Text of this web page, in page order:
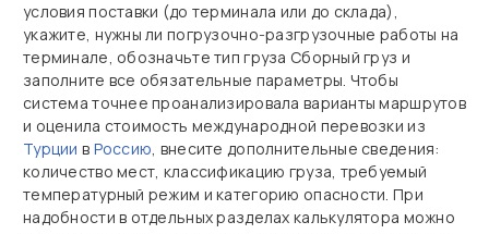
условия поставки (до терминала или до склада),
укажите, нужны ли погрузочно‑разгрузочные работы на
терминале, обозначьте тип груза Сборный груз и
заполните все обязательные параметры. Чтобы
система точнее проанализировала варианты маршрутов
и оценила стоимость международной перевозки из
Турции в Россию, внесите дополнительные сведения:
количество мест, классификацию груза, требуемый
температурный режим и категорию опасности. При
надобности в отдельных разделах калькулятора можно